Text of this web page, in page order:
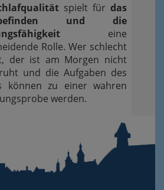
spielt für das
und die
eine
Rolle. Wer schlecht
der ist am Morgen nicht
und die Aufgaben des
können zu einer wahren
werden.